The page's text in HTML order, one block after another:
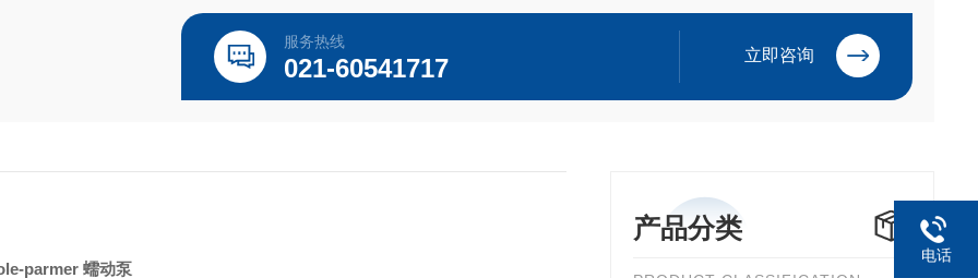
服务热线
021-60541717 立即咨询
产品分类
parmer 蠕动泵
电话